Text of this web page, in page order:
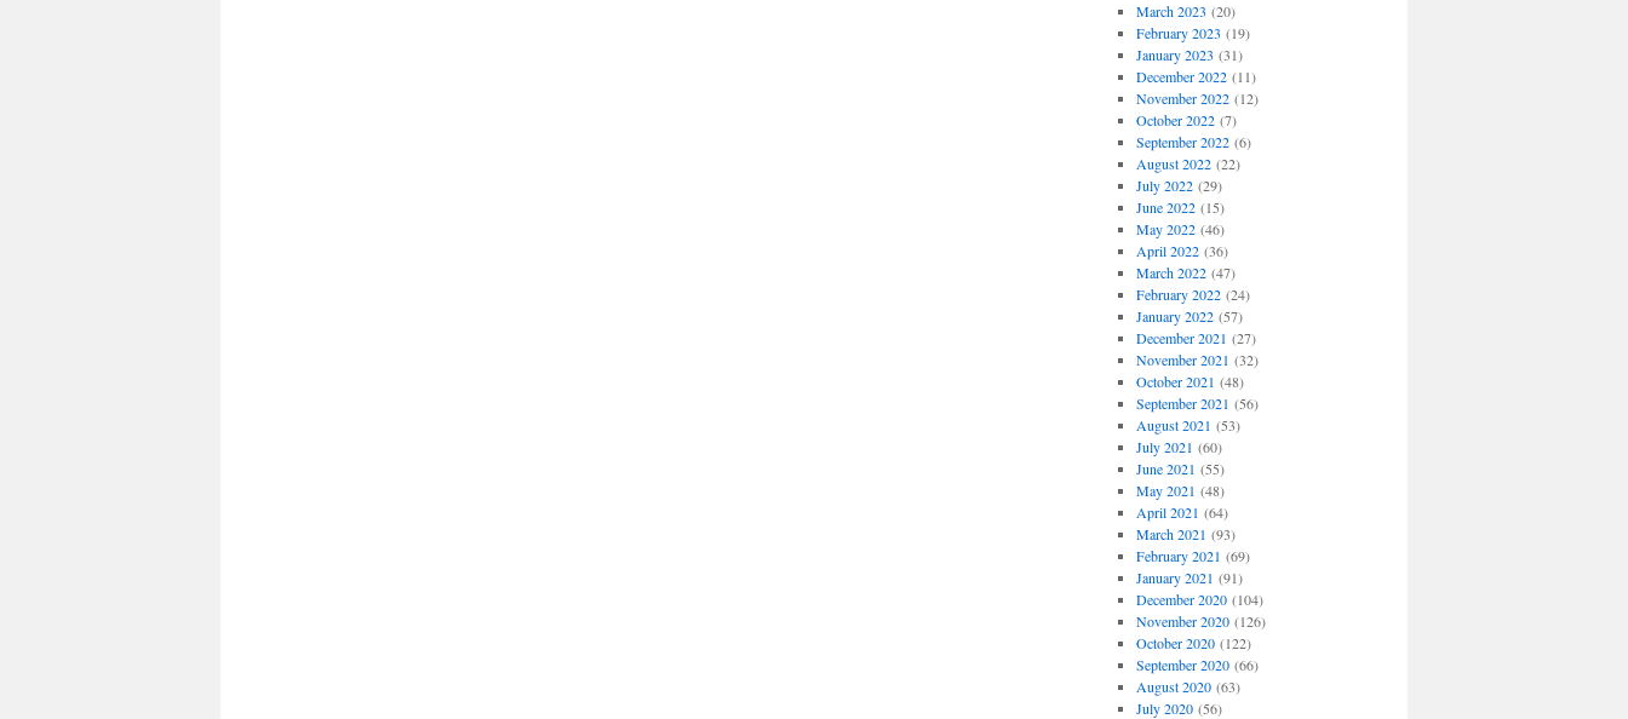
March 2023 (20)
February 2023 (19)
January 2023 (31)
December 2022(11)
November 2022(12)
October 2022(7)
September 2022(6)
August 2022(22)
July 2022(29)
June 2022(15)
May 2022(46)
April 2022(36)
March 2022(47)
February 2022(24)
January 2022(57)
December 2021 (27)
November 2021 (32)
October 2021 (48)
September 2021 (56)
August 2021 (53)
July 2021 (60)
June 2021 (55)
May 2021 (48)
April 2021 (64)
March 2021 (93)
February 2021 (69)
January 2021 (91)
December 2020(104)
November 2020(126)
October 2020(122)
September 2020(66)
August 2020(63)
July 2020(56)